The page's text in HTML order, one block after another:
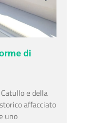
di
e della
affacciato
uno